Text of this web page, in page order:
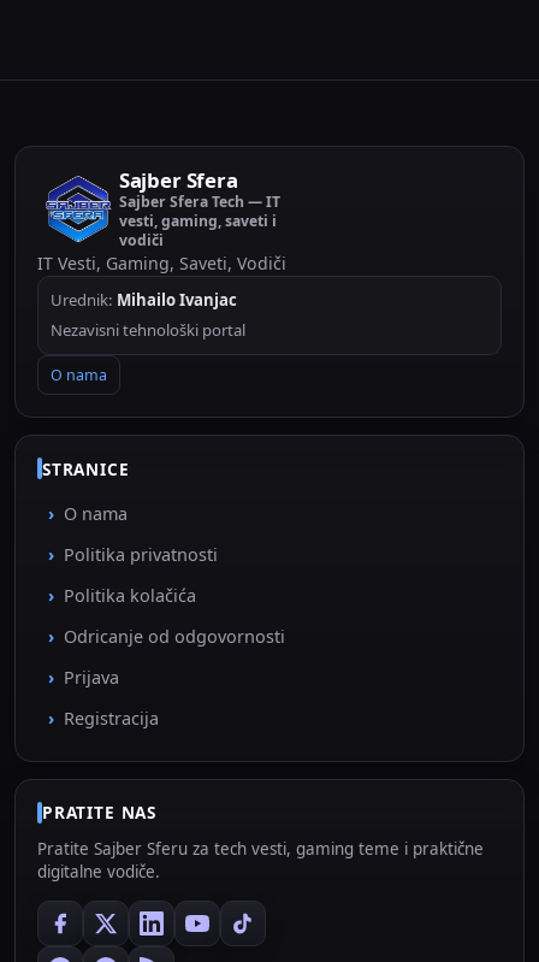
Sajber Sfera
Sajber Sfera Tech — IT
vesti, gaming, saveti i
vodiči
IT Vesti, Gaming, Saveti, Vodiči
Urednik: Mihailo Ivanjac
Nezavisni tehnološki portal
O nama
STRANICE
O nama
Politika privatnosti
Politika kolačića
Odricanje od odgovornosti
Prijava
Registracija
PRATITE NAS
Pratite Sajber Sferu za tech vesti, gaming teme i praktične
digitalne vodiče.